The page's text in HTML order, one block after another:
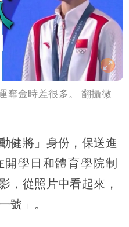
截圖
天「9地區」達停班課
友前夫是好友」 駁斥
小？
奪金時差很多。 翻攝微
健將」身份，保送進
開學日和體育學院制
，從照片中看起來，
號」。